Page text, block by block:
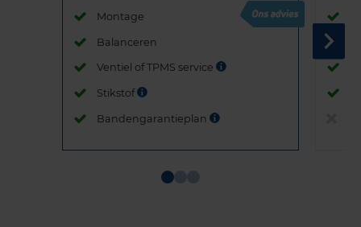
Montage
Balanceren
Ventiel of TPMS service
Stikstof
Bandengarantieplan